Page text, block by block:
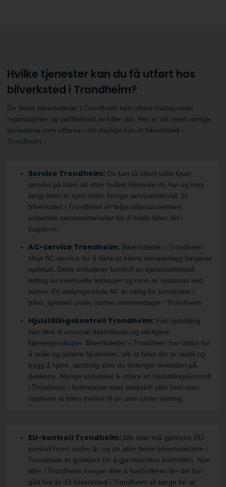
Hvilke tjenester kan du få utført hos
bilverksted i Trondheim?
De fleste bilverksteder i Trondheim kan utføre tradisjonelle
reparasjoner og vedlikehold av bilen din. Her er de mest vanlige
tjenestene som utføres i det daglige hos et bilverksted i
Trondheim:
Service Trondheim: Du kan få utført ulike typer
service på bilen alt etter hvilket bilmerke du har og hvor
langt bilen er kjørt siden forrige serviceintervall. Et
bilverksted i Trondheim vil følge bilprodusentens
anbefalte serviceintervaller for å holde bilen din i
toppform.
AC-service Trondheim: Bilverksteder i Trondheim
tilbyr AC-service for å sikre at bilens klimaanlegg fungerer
optimalt. Dette inkluderer kontroll av kjølemiddelnivå,
tetting av eventuelle lekkasjer og rens av systemet ved
behov. En velfungerende AC er viktig for komforten i
bilen, spesielt under varme sommerdager i Trondheim.
Hjulstillingskontroll Trondheim: Feil hjulstilling
kan føre til unormal dekkslitasje og dårligere
kjøreegenskaper. Bilverksteder i Trondheim har utstyr for
å måle og justere hjulvinkler, slik at bilen din er stabil og
trygg å kjøre, samtidig som du forlenger levetiden på
dekkene. Mange anbefaler å utføre en hjulstillingskontroll
i Trondheim i forbindelse med dekkskift eller hvis man
opplever at bilen trekker til en side under kjøring.
EU-kontroll Trondheim:Alle biler må gjennom EU-
kontroll hvert andre år, og de aller fleste bilverkstedene i
Trondheim er godkjent for å gjennomføre kontrollen. Nye
biler i Trondheim trenger ikke å kontrolleres før det har
gått fire år. Et bilverksted i Trondheim vil sørge for at